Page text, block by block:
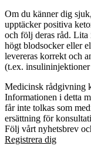
Om du känner dig
upptäcker positiva
och följ deras råd. Lita
högt blodsocker eller
levereras korrekt och
(t.ex.
Medicinsk rådgivning
Informationen i detta
får inte tolkas som
ersättning för
Följ vårt nyhetsbrev
Registrera dig